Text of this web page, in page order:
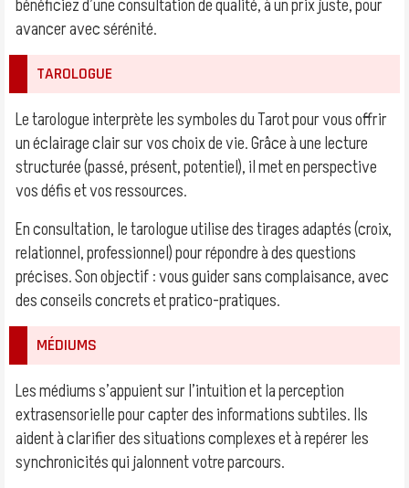
bénéficiez d’une consultation de qualité, à un prix juste, pour
avancer avec sérénité.
TAROLOGUE
Le tarologue interprète les symboles du Tarot pour vous offrir
un éclairage clair sur vos choix de vie. Grâce à une lecture
structurée (passé, présent, potentiel), il met en perspective
vos défis et vos ressources.
En consultation, le tarologue utilise des tirages adaptés (croix,
relationnel, professionnel) pour répondre à des questions
précises. Son objectif : vous guider sans complaisance, avec
des conseils concrets et pratico-pratiques.
MÉDIUMS
Les médiums s’appuient sur l’intuition et la perception
extrasensorielle pour capter des informations subtiles. Ils
aident à clarifier des situations complexes et à repérer les
synchronicités qui jalonnent votre parcours.